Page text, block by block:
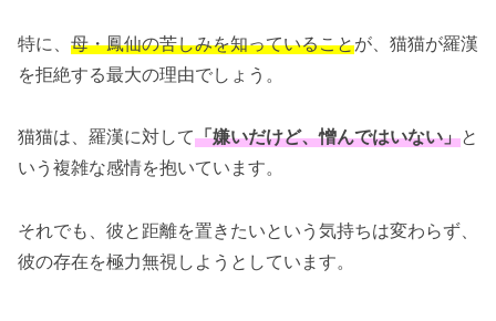
特に、 母・鳳仙の苦しみを知っていることが、猫猫が羅漢
を拒絶する最大の理由でしょう。
猫猫は、羅漢に対して「嫌いだけど、憎んではいない」と
いう複雑な感情を抱いています。
それでも、彼と距離を置きたいという気持ちは変わらず、
彼の存在を極力無視しようとしています。